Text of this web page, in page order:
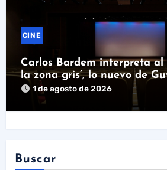
CINE
Carlos Bardem interpreta al
la zona gris’, lo nuevo de
1 de agosto de 2026
Buscar